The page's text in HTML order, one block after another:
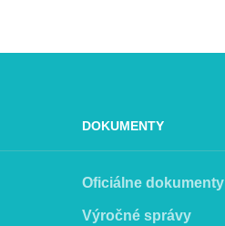
DOKUMENTY
Oficiálne dokumenty
Výročné správy